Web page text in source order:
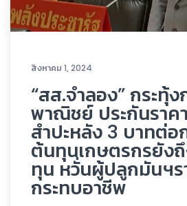
สิงหาคม 1, 2024
“สส.จำลอง” กระทุ้ง
พาณิชย์ ประกันราค
สำปะหลัง 3 บาทต่อ
ต้นทุนเกษตรกรยัง
ทุน หวั่นผู้ปลูกมันฯ
กระทบอาชีพ